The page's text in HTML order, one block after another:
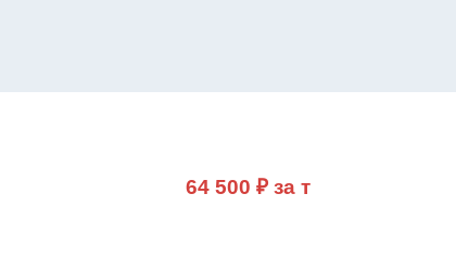
64 500 ₽ за т